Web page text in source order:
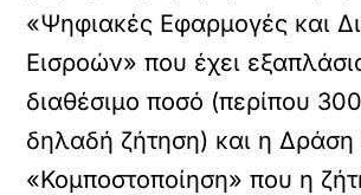
«Ψηφιακές Εφαρμογές και
Εισροών» που έχει
διαθέσιμο ποσό (περίπου
δηλαδή ζήτηση) και η Δράση
«Κομποστοποίηση» που η